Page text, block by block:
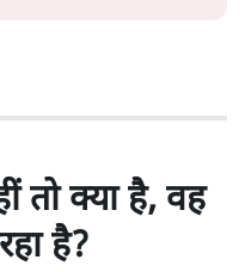
क्या है, वह
है?